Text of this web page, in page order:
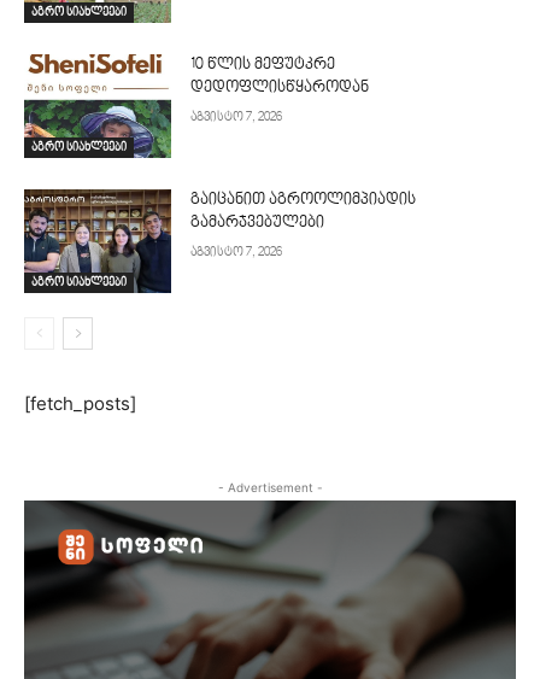
აგრო სიახლეები
აგრო სიახლეები
10 წლის მეფუტკრე
დედოფლისწყაროდან
აგვისტო 7, 2026
აგრო სიახლეები
გაიცანით აგროოლიმპიადის
გამარჯვებულები
აგვისტო 7, 2026
[fetch_posts]
- Advertisement -